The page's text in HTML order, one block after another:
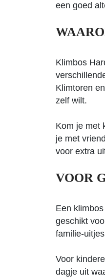
een goed
Klimbos
Klimtoren
zelf wilt.
Kom je met
je met
voor extra
VOOR
Een
geschikt
familie-
Voor
dagje uit